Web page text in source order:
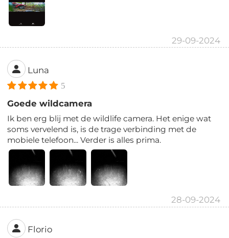
29-09-2024
Luna
5
Goede wildcamera
Ik ben erg blij met de wildlife camera. Het enige wat
soms vervelend is, is de trage verbinding met de
mobiele telefoon... Verder is alles prima.
28-09-2024
Florio